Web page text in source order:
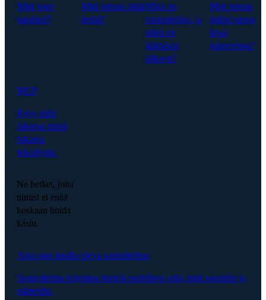
Mitä juuri
tapahtui?
Mitä minun pitää
tietää?
Mikä on
suunnitelma, ja
mikä on
jäämässä
jälkeen?
Mitä minun
pitäisi sanoa
tässä
palaverissa?
MCP
Kysy mitä
tahansa mistä
tahansa
tekoälystä.
Ne hetket, joita
tiimisi ei enää
koskaan hoida
käsin.
Aina ajan tasalla oleva suunnitelma
Suunnitelma kirjoittaa itsensä uudelleen siitä, mitä sanottiin ja
päätettiin.